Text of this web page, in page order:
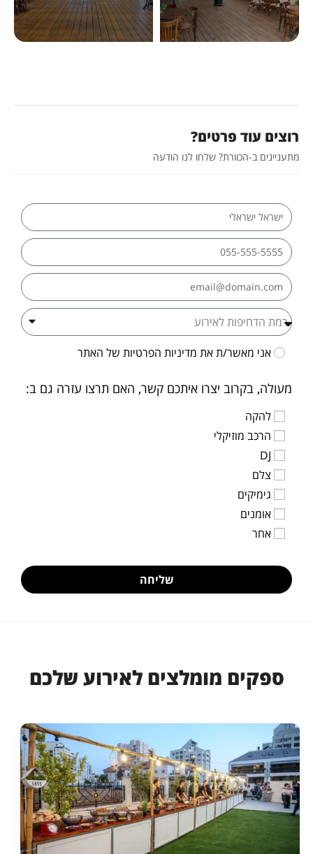
רוצים עוד פרטים?
מתעניינים ב-הכוורת? שלחו לנו הודעה
אני מאשר/ת את מדיניות הפרטיות של האתר
מעולה, בקרוב יצרו איתכם קשר, האם תרצו עזרה גם ב:
להקה
הרכב מוזיקלי
DJ
צלם
גימיקים
אומנים
אחר
שליחה
ספקים מומלצים לאירוע שלכם